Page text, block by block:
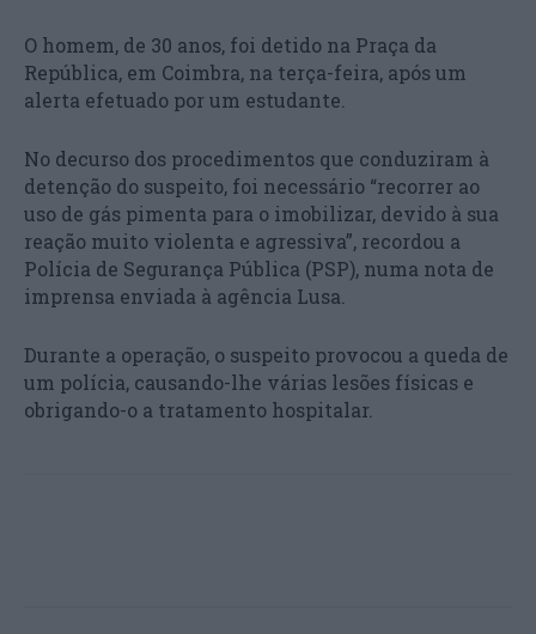
O homem, de 30 anos, foi detido na Praça da
República, em Coimbra, na terça-feira, após um
alerta efetuado por um estudante.
No decurso dos procedimentos que conduziram à
detenção do suspeito, foi necessário “recorrer ao
uso de gás pimenta para o imobilizar, devido à sua
reação muito violenta e agressiva”, recordou a
Polícia de Segurança Pública (PSP), numa nota de
imprensa enviada à agência Lusa.
Durante a operação, o suspeito provocou a queda de
um polícia, causando-lhe várias lesões físicas e
obrigando-o a tratamento hospitalar.